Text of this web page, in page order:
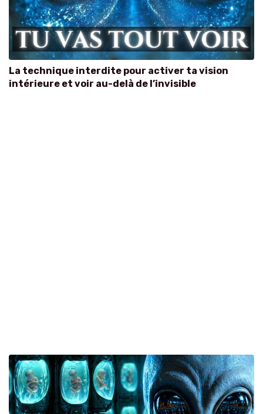
La technique interdite pour activer ta vision
intérieure et voir au-delà de l’invisible